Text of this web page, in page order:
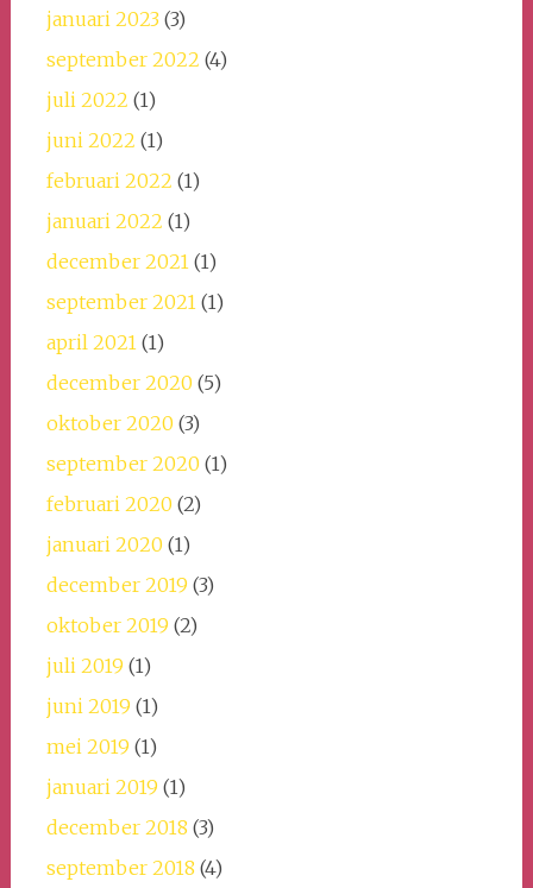
januari 2023(3)
september 2022 (4)
juli 2022 (1)
juni 2022 (1)
februari 2022 (1)
januari 2022 (1)
december 2021(1)
september 2021(1)
april 2021(1)
december 2020 (5)
oktober 2020 (3)
september 2020 (1)
februari 2020 (2)
januari 2020 (1)
december 2019 (3)
oktober 2019 (2)
juli 2019 (1)
juni 2019 (1)
mei 2019 (1)
januari 2019 (1)
december 2018 (3)
september 2018 (4)